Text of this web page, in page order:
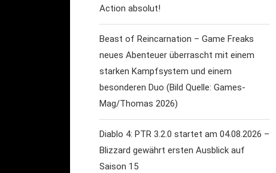
Action absolut!
Beast of Reincarnation – Game Freaks
neues Abenteuer überrascht mit einem
starken Kampfsystem und einem
besonderen Duo (Bild Quelle: Games-
Mag/Thomas 2026)
Diablo 4: PTR 3.2.0 startet am 04.08.2026 –
Blizzard gewährt ersten Ausblick auf
Saison 15